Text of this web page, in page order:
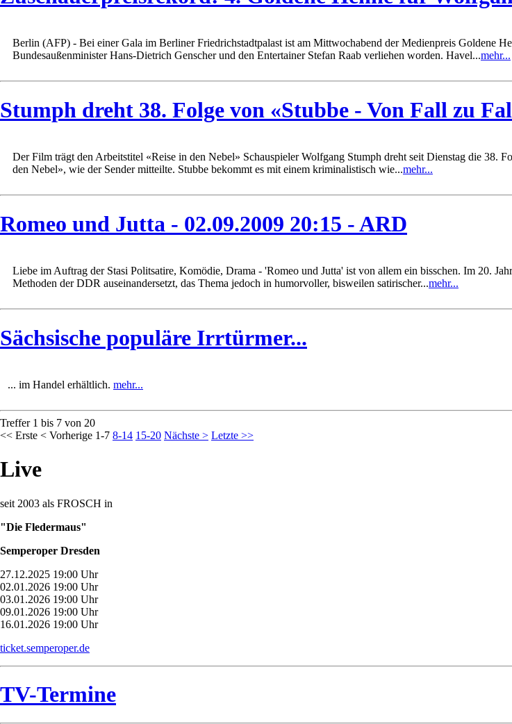
Berlin (AFP) - Bei einer Gala im Berliner Friedrichstadtpalast ist am Mittwochabend der Medienpreis Goldene
Bundesaußenminister Hans-Dietrich Genscher und den Entertainer Stefan Raab verliehen worden. Havel...mehr...
Stumph dreht 38. Folge von «Stubbe - Von Fall zu
Der Film trägt den Arbeitstitel «Reise in den Nebel» Schauspieler Wolfgang Stumph dreht seit Dienstag die
den Nebel», wie der Sender mitteilte. Stubbe bekommt es mit einem kriminalistisch wie...mehr...
Romeo und Jutta - 02.09.2009 20:15 - ARD
Liebe im Auftrag der Stasi Politsatire, Komödie, Drama - 'Romeo und Jutta' ist von allem ein bisschen. Im 20.
Methoden der DDR auseinandersetzt, das Thema jedoch in humorvoller, bisweilen satirischer...mehr...
Sächsische populäre Irrtürmer...
... im Handel erhältlich. mehr...
Treffer 1 bis 7 von 20
<< Erste < Vorherige 1-7 8-14 15-20 Nächste > Letzte >>
Live
seit 2003 als FROSCH in
"Die Fledermaus"
Semperoper Dresden
27.12.2025 19:00 Uhr
02.01.2026 19:00 Uhr
03.01.2026 19:00 Uhr
09.01.2026 19:00 Uhr
16.01.2026 19:00 Uhr
ticket.semperoper.de
TV-Termine